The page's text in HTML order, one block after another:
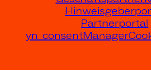
Partnerportal